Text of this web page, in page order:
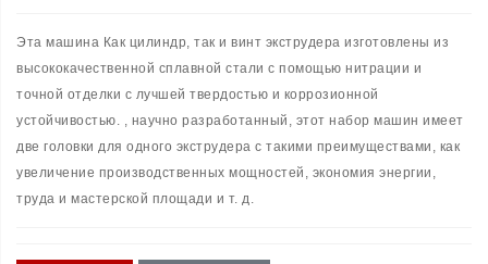
Эта машина Как цилиндр, так и винт экструдера изготовлены из
высококачественной сплавной стали с помощью нитрации и
точной отделки с лучшей твердостью и коррозионной
устойчивостью. , научно разработанный, этот набор машин имеет
две головки для одного экструдера с такими преимуществами, как
увеличение производственных мощностей, экономия энергии,
труда и мастерской площади и т. д.